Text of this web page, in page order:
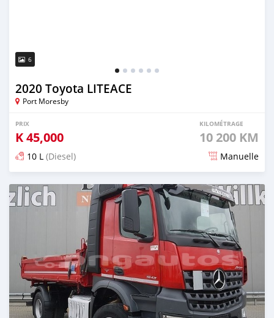
6
2020 Toyota LITEACE
Port Moresby
PRIX
K45,000
KILOMÉTRAGE
10 200 KM
10 L (Diesel) Manuelle
Publié il y a plus d'un an